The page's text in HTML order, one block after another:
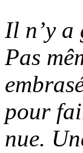
Il n’y a
Pas
pour
nue.